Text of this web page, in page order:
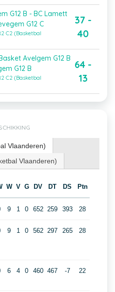
G12 B - BC Lamett
G12 C
C2 (Basketbal
37 -
40
Avelgem G12 B
G12 B
C2 (Basketbal
64 -
13
Vlaanderen)
Vlaanderen)
W V G DV DT DS Ptn
9 1 0 652 259 393 28
9 1 0 562 297 265 28
6 4 0 460 467 -7 22